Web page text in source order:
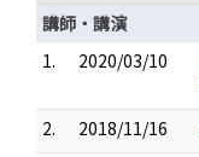
講師・講演
1.
2020/03/10
2.
2018/11/16